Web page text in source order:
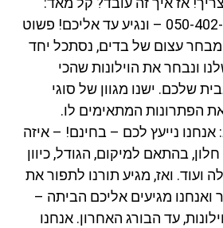
צלצלו למספר 050-402-0017 – ונגיע עד אליכם! פשוט
מבחר עצום של בדים, נסתכל יחד
ונבחר את הוילונות שהכי
שלכם. ישנו מגוון של סוגי
את הפתרונות המתאימים לו.
אנחנו נייעץ לכם – בחינם! – איזה
בהתאם למיקום, הגודל, כיוון
ואז, מגיע תורנו לתפור את
ואנחנו מגיעים אליכם הביתה –
עד הבורג האחרון. אנחנו